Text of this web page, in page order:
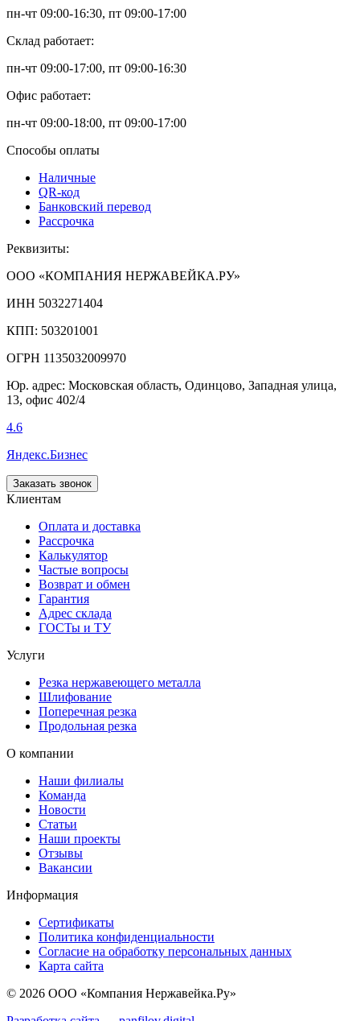
пн-чт 09:00-16:30, пт 09:00-17:00
Склад работает:
пн-чт 09:00-17:00, пт 09:00-16:30
Офис работает:
пн-чт 09:00-18:00, пт 09:00-17:00
Способы оплаты
Наличные
QR-код
Банковский перевод
Рассрочка
Реквизиты:
ООО «КОМПАНИЯ НЕРЖАВЕЙКА.РУ»
ИНН 5032271404
КПП: 503201001
ОГРН 1135032009970
Юр. адрес: Московская область, Одинцово, Западная улица,
13, офис 402/4
4.6
Яндекс.Бизнес
Заказать звонок
Клиентам
Оплата и доставка
Рассрочка
Калькулятор
Частые вопросы
Возврат и обмен
Гарантия
Адрес склада
ГОСТы и ТУ
Услуги
Резка нержавеющего металла
Шлифование
Поперечная резка
Продольная резка
О компании
Наши филиалы
Команда
Новости
Статьи
Наши проекты
Отзывы
Вакансии
Информация
Сертификаты
Политика конфиденциальности
Согласие на обработку персональных данных
Карта сайта
© 2026 ООО «Компания Нержавейка.Ру»